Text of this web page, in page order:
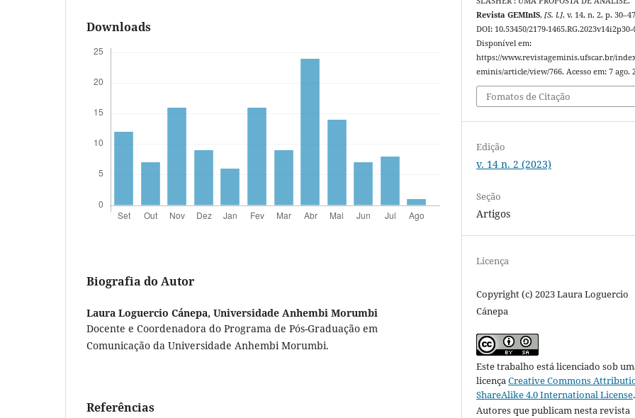
Downloads
Biografia do Autor
Laura Loguercio Cánepa, Universidade Anhembi Morumbi
Docente e Coordenadora do Programa de Pós-Graduação em
Comunicação da Universidade Anhembi Morumbi.
Referências
Revista GEMInIS,[S. l.], v. 14, n. 2, p.
DOI: 10.53450/2179-1465.RG.2023v14i2p30-
Disponível em:
https://www.revistageminis.ufscar.br/
eminis/article/view/766. Acesso em: 7 ago.
Fomatos de Citação
Edição
v. 14 n. 2 (2023)
Seção
Artigos
Licença
Copyright (c) 2023 Laura Loguercio
Cánepa
Este trabalho está licenciado sob
licençaCreative Commons
ShareAlike 4.0 International License.
Autores que publicam nesta revista